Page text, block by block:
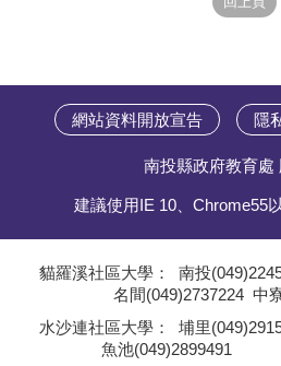
網站資料開放宣告 隱
南投縣政府教育處
建議使用IE 10、Chrome55
貓羅溪社區大學： 南投
名間(049)2737224 中
水沙連社區大學： 埔里
魚池(049)2899491